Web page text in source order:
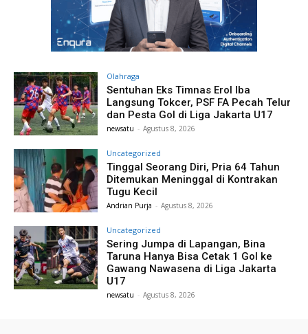
Olahraga
Sentuhan Eks Timnas Erol Iba
Langsung Tokcer, PSF FA Pecah Telur
dan Pesta Gol di Liga Jakarta U17
newsatu - Agustus 8, 2026
Uncategorized
Tinggal Seorang Diri, Pria 64 Tahun
Ditemukan Meninggal di Kontrakan
Tugu Kecil
Andrian Purja - Agustus 8, 2026
Uncategorized
Sering Jumpa di Lapangan, Bina
Taruna Hanya Bisa Cetak 1 Gol ke
Gawang Nawasena di Liga Jakarta
U17
newsatu - Agustus 8, 2026